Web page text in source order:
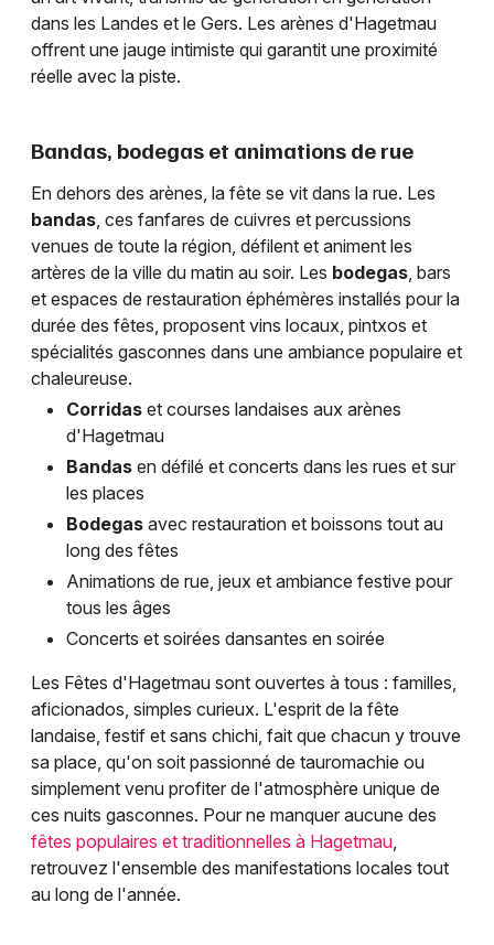
dans les Landes et le Gers. Les arènes d'Hagetmau
offrent une jauge intimiste qui garantit une proximité
réelle avec la piste.
Bandas, bodegas et animations de rue
En dehors des arènes, la fête se vit dans la rue. Les
bandas , ces fanfares de cuivres et percussions
venues de toute la région, défilent et animent les
artères de la ville du matin au soir. Les bodegas , bars
et espaces de restauration éphémères installés pour la
durée des fêtes, proposent vins locaux, pintxos et
spécialités gasconnes dans une ambiance populaire et
chaleureuse.
Corridas et courses landaises aux arènes
d'Hagetmau
Bandas en défilé et concerts dans les rues et sur
les places
Bodegas avec restauration et boissons tout au
long des fêtes
Animations de rue, jeux et ambiance festive pour
tous les âges
Concerts et soirées dansantes en soirée
Les Fêtes d'Hagetmau sont ouvertes à tous : familles,
aficionados, simples curieux. L'esprit de la fête
landaise, festif et sans chichi, fait que chacun y trouve
sa place, qu'on soit passionné de tauromachie ou
simplement venu profiter de l'atmosphère unique de
ces nuits gasconnes. Pour ne manquer aucune des
fêtes populaires et traditionnelles à Hagetmau
retrouvez l'ensemble des manifestations locales tout
au long de l'année.